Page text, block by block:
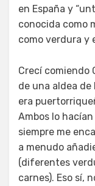
en España y
conocida como
como verdura y
Crecí comiendo
de una aldea de
era
Ambos lo
siempre me
a menudo
(diferentes
carnes). Eso sí,